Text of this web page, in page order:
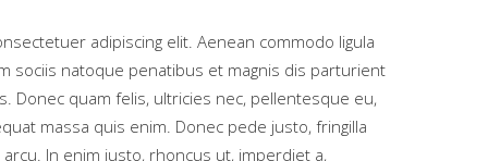
adipiscing elit. Aenean commodo ligula
sociis natoque penatibus et magnis dis parturient
Donec quam felis, ultricies nec, pellentesque eu,
massa quis enim. Donec pede justo, fringilla
In enim justo, rhoncus ut, imperdiet a,